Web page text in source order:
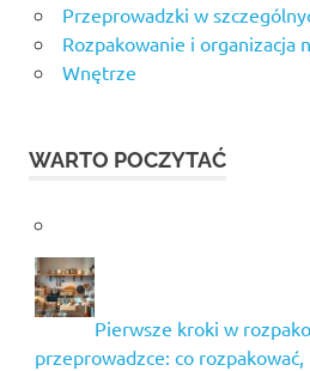
Przeprowadzki w
Rozpakowanie i organizacja
Wnętrze
WARTO POCZYTAĆ
Pierwsze kroki w
przeprowadzce: co